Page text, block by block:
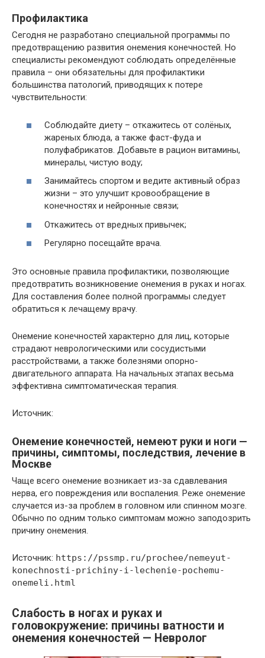
Профилактика
Сегодня не разработано специальной программы по
предотвращению развития онемения конечностей. Но
специалисты рекомендуют соблюдать определённые
правила – они обязательны для профилактики
большинства патологий, приводящих к потере
чувствительности:
Соблюдайте диету – откажитесь от солёных,
жареных блюда, а также фаст-фуда и
полуфабрикатов. Добавьте в рацион витамины,
минералы, чистую воду;
Занимайтесь спортом и ведите активный образ
жизни – это улучшит кровообращение в
конечностях и нейронные связи;
Откажитесь от вредных привычек;
Регулярно посещайте врача.
Это основные правила профилактики, позволяющие
предотвратить возникновение онемения в руках и ногах.
Для составления более полной программы следует
обратиться к лечащему врачу.
Онемение конечностей характерно для лиц, которые
страдают неврологическими или сосудистыми
расстройствами, а также болезнями опорно-
двигательного аппарата. На начальных этапах весьма
эффективна симптоматическая терапия.
Источник:
Онемение конечностей, немеют руки и ноги —
причины, симптомы, последствия, лечение в
Москве
Чаще всего онемение возникает из-за сдавлевания
нерва, его повреждения или воспаления. Реже онемение
случается из-за проблем в головном или спинном мозге.
Обычно по одним только симптомам можно заподозрить
причину онемения.
Источник: https://pssmp.ru/prochee/nemeyut-
konechnosti-prichiny-i-lechenie-pochemu-
onemeli.html
Слабость в ногах и руках и
головокружение: причины ватности и
онемения конечностей — Невролог